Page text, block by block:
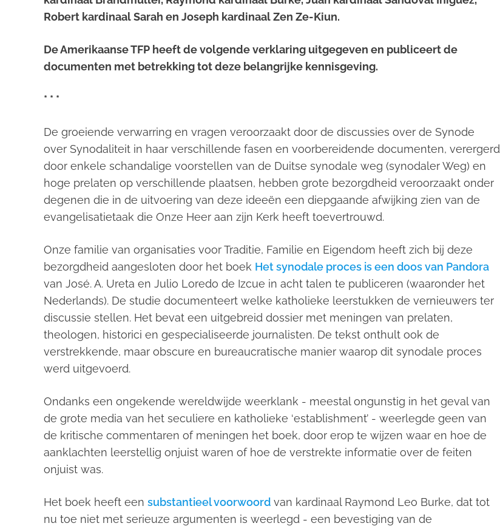
Robert kardinaal Sarah en Joseph kardinaal Zen Ze-Kiun.
De Amerikaanse TFP heeft de volgende verklaring uitgegeven en publiceert de
documenten met betrekking tot deze belangrijke kennisgeving.
* * *
De groeiende verwarring en vragen veroorzaakt door de discussies over de Synode
over Synodaliteit in haar verschillende fasen en voorbereidende documenten, verergerd
door enkele schandalige voorstellen van de Duitse synodale weg (synodaler Weg) en
hoge prelaten op verschillende plaatsen, hebben grote bezorgdheid veroorzaakt onder
degenen die in de uitvoering van deze ideeën een diepgaande afwijking zien van de
evangelisatietaak die Onze Heer aan zijn Kerk heeft toevertrouwd.
Onze familie van organisaties voor Traditie, Familie en Eigendom heeft zich bij deze
bezorgdheid aangesloten door het boek Het synodale proces is een doos van Pandora
van José. A. Ureta en Julio Loredo de Izcue in acht talen te publiceren (waaronder het
Nederlands). De studie documenteert welke katholieke leerstukken de vernieuwers ter
discussie stellen. Het bevat een uitgebreid dossier met meningen van prelaten,
theologen, historici en gespecialiseerde journalisten. De tekst onthult ook de
verstrekkende, maar obscure en bureaucratische manier waarop dit synodale proces
werd uitgevoerd.
Ondanks een ongekende wereldwijde weerklank - meestal ongunstig in het geval van
de grote media van het seculiere en katholieke ‘establishment’ - weerlegde geen van
de kritische commentaren of meningen het boek, door erop te wijzen waar en hoe de
aanklachten leerstellig onjuist waren of hoe de verstrekte informatie over de feiten
onjuist was.
Het boek heeft een substantieel voorwoord van kardinaal Raymond Leo Burke, dat tot
nu toe niet met serieuze argumenten is weerlegd - een bevestiging van de